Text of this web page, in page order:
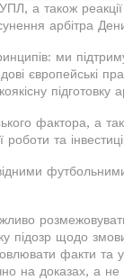
а також
арбітра
ми
європейські
підготовку
фактора, а
та
щодо змови
факти та
на доказах, а